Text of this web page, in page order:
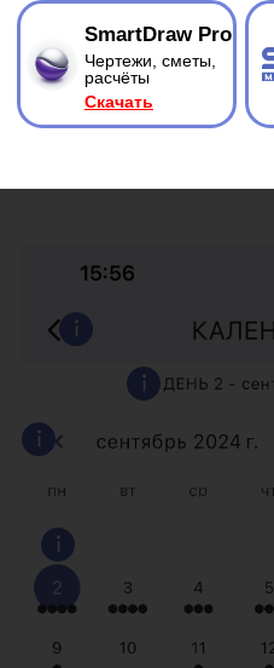
Ска чать
Чертежи, сметы,
расчёты
SmartDraw Pro
Ска